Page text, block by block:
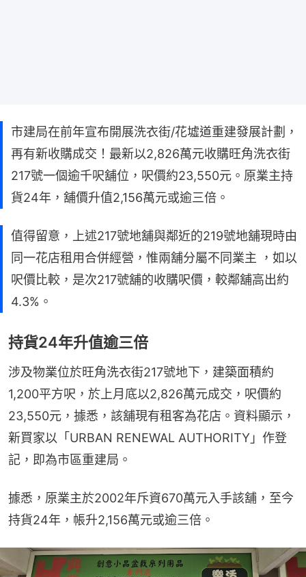
市建局在前年宣布開展洗衣街/花墟道重建發展計劃，
再有新收購成交！最新以2,826萬元收購旺角洗衣街
217號一個逾千呎舖位，呎價約23,550元。原業主持
貨24年，舖價升值2,156萬元或逾三倍。
值得留意，上述217號地舖與鄰近的219號地舖現時由
同一花店租用合併經營，惟兩舖分屬不同業主 ，如以
呎價比較，是次217號舖的收購呎價，較鄰舖高出約
4.3%。
持貨24年升值逾三倍
涉及物業位於旺角洗衣街217號地下，建築面積約
1,200平方呎，於上月底以2,826萬元成交，呎價約
23,550元，據悉，該舖現有租客為花店。資料顯示，
新買家以「URBAN RENEWAL AUTHORITY」作登
記，即為市區重建局。
據悉，原業主於2002年斥資670萬元入手該舖，至今
持貨24年，帳升2,156萬元或逾三倍。